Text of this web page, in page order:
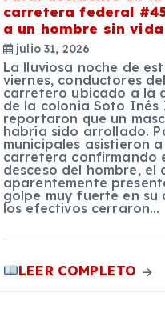
carretera federal
a un hombre sin vida
julio 31, 2026
La lluviosa noche de
viernes, conductores
carretero ubicado a la
de la colonia Soto Inés
reportaron que un
habría sido arrollado.
municipales asistieron
carretera confirmando
desceso del hombre, el
aparentemente
golpe muy fuerte en su
los efectivos cerraron…
LEER COMPLETO